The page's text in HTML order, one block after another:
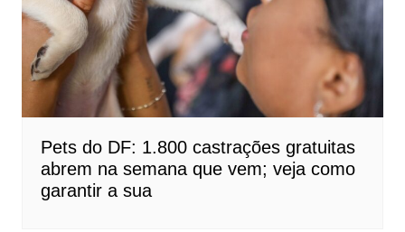
Pets do DF: 1.800 castrações gratuitas
abrem na semana que vem; veja como
garantir a sua